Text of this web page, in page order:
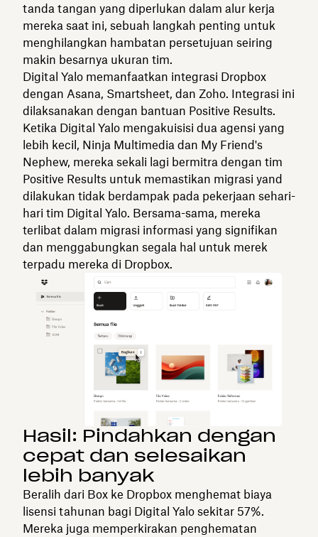
tanda tangan yang diperlukan dalam alur kerja
mereka saat ini, sebuah langkah penting untuk
menghilangkan hambatan persetujuan seiring
makin besarnya ukuran tim.
Digital Yalo memanfaatkan integrasi Dropbox
dengan Asana, Smartsheet, dan Zoho. Integrasi ini
dilaksanakan dengan bantuan Positive Results.
Ketika Digital Yalo mengakuisisi dua agensi yang
lebih kecil, Ninja Multimedia dan My Friend's
Nephew, mereka sekali lagi bermitra dengan tim
Positive Results untuk memastikan migrasi yand
dilakukan tidak berdampak pada pekerjaan sehari-
hari tim Digital Yalo. Bersama-sama, mereka
terlibat dalam migrasi informasi yang signifikan
dan menggabungkan segala hal untuk merek
terpadu mereka di Dropbox.
Hasil: Pindahkan dengan
cepat dan selesaikan
lebih banyak
Beralih dari Box ke Dropbox menghemat biaya
lisensi tahunan bagi Digital Yalo sekitar 57%.
Mereka juga memperkirakan penghematan